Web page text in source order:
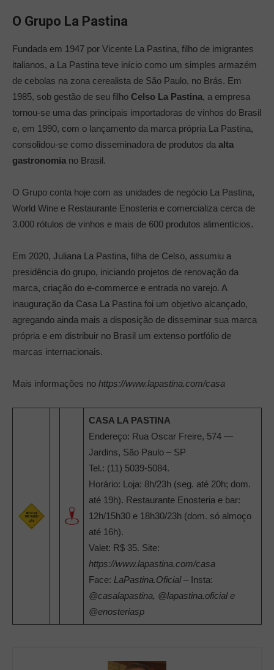
O Grupo La Pastina
Fundada em 1947 por Vicente La Pastina, filho de imigrantes
italianos, a La Pastina teve início como um simples armazém
de cebolas na zona cerealista de São Paulo, no Brás. Em
1985, sob gestão de seu filho Celso La Pastina, a empresa
tornou-se uma das principais importadoras de vinhos do Brasil
e, em 1990, com o lançamento da marca própria La Pastina,
consolidou-se como disseminadora de produtos da alta
gastronomia no Brasil.
O Grupo conta hoje com as unidades de negócio La Pastina,
World Wine e Restaurante Enosteria e comercializa cerca de
3.000 rótulos de vinhos e mais de 600 produtos alimentícios.
Em 2020, Juliana La Pastina, filha de Celso, assumiu a
presidência do grupo, iniciando projetos de renovação da
marca, criação do e-commerce e entrada no varejo. A
inauguração da Casa La Pastina foi um objetivo alcançado,
agregando ainda mais a disposição de disseminar sua marca
própria e em distribuir no Brasil um extenso portfólio de
marcas internacionais.
Mais informações no https://www.lapastina.com/casa
CASA LA PASTINA
Endereço: Rua Oscar Freire, 574 —
Jardins, São Paulo – SP
Tel.: (11) 5039-5084.
Horário: Loja: 8h/23h (seg. até 20h; dom.
até 19h). Restaurante Enosteria e bar:
12h/15h30 e 18h30/23h (dom. só almoço
até 16h).
Valet: R$ 35. Site:
https://www.lapastina.com/casa
Face: LaPastina.Oficial– Insta:
@casalapastina, @lapastina.oficial e
@enosteriasp